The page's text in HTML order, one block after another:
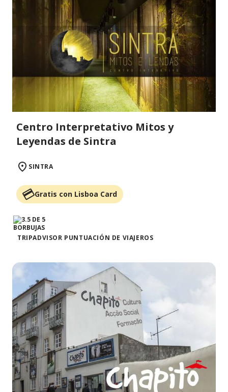
Centro Interpretativo Mitos y
Leyendas de Sintra
SINTRA
Gratis con Lisboa Card
TRIPADVISOR PUNTUACIÓN DE VIAJEROS